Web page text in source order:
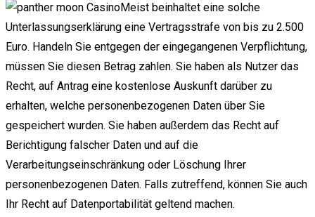
Meist beinhaltet eine solche
Unterlassungserklärung eine Vertragsstrafe von bis zu 2.500
Euro. Handeln Sie entgegen der eingegangenen Verpflichtung,
müssen Sie diesen Betrag zahlen. Sie haben als Nutzer das
Recht, auf Antrag eine kostenlose Auskunft darüber zu
erhalten, welche personenbezogenen Daten über Sie
gespeichert wurden. Sie haben außerdem das Recht auf
Berichtigung falscher Daten und auf die
Verarbeitungseinschränkung oder Löschung Ihrer
personenbezogenen Daten. Falls zutreffend, können Sie auch
Ihr Recht auf Datenportabilität geltend machen.